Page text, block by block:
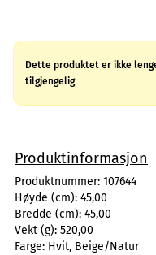
Dette produktet er ikke
tilgjengelig
Produktinformasjon
Produktnummer: 107644
Høyde (cm): 45,00
Bredde (cm): 45,00
Vekt (g): 520,00
Farge: Hvit, Beige/Natur